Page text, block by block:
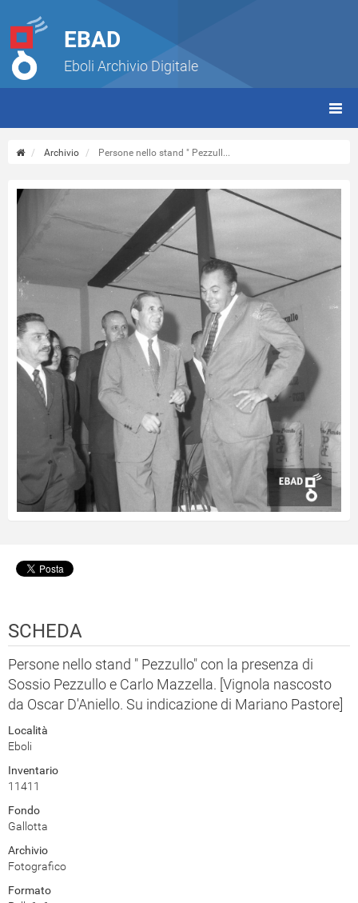
EBAD
Eboli Archivio Digitale
Archivio Persone nello stand " Pezzull...
SCHEDA
Persone nello stand " Pezzullo" con la presenza di
Sossio Pezzullo e Carlo Mazzella. [Vignola nascosto
da Oscar D'Aniello. Su indicazione di Mariano Pastore]
Località
Eboli
Inventario
11411
Fondo
Gallotta
Archivio
Fotografico
Formato